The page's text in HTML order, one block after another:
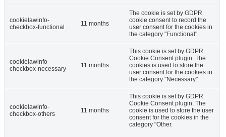
cookielawinfo-
checkbox-functional
11 months
The cookie is set by GDPR
cookie consent to record the
user consent for the cookies in
the category "Functional".
cookielawinfo-
checkbox-necessary
11 months
This cookie is set by GDPR
Cookie Consent plugin. The
cookies is used to store the
user consent for the cookies in
the category "Necessary".
cookielawinfo-
checkbox-others
11 months
This cookie is set by GDPR
Cookie Consent plugin. The
cookie is used to store the user
consent for the cookies in the
category "Other.